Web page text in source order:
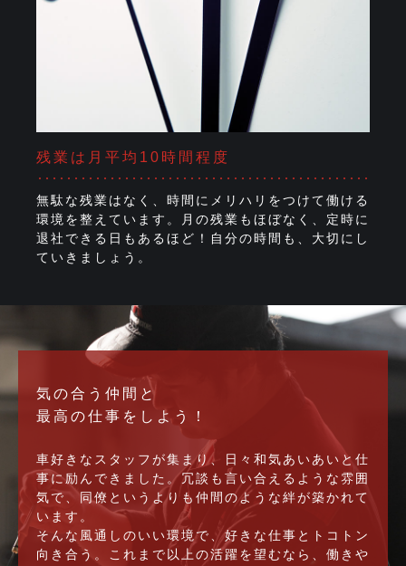
残業は月平均10時間程度
無駄な残業はなく、時間にメリハリをつけて働ける
環境を整えています。月の残業もほぼなく、定時に
退社できる日もあるほど！自分の時間も、大切にし
ていきましょう。
気の合う仲間と
最高の仕事をしよう！
車好きなスタッフが集まり、日々和気あいあいと仕
事に励んできました。冗談も言い合えるような雰囲
気で、同僚というよりも仲間のような絆が築かれて
います。
そんな風通しのいい環境で、好きな仕事とトコトン
向き合う。これまで以上の活躍を望むなら、働きや